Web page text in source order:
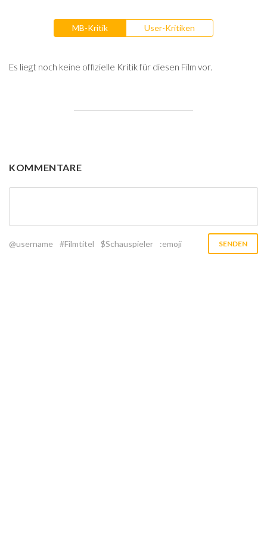
MB-Kritik User-Kritiken
Es liegt noch keine offizielle Kritik für diesen Film vor.
KOMMENTARE
@username #Filmtitel $Schauspieler :emoji